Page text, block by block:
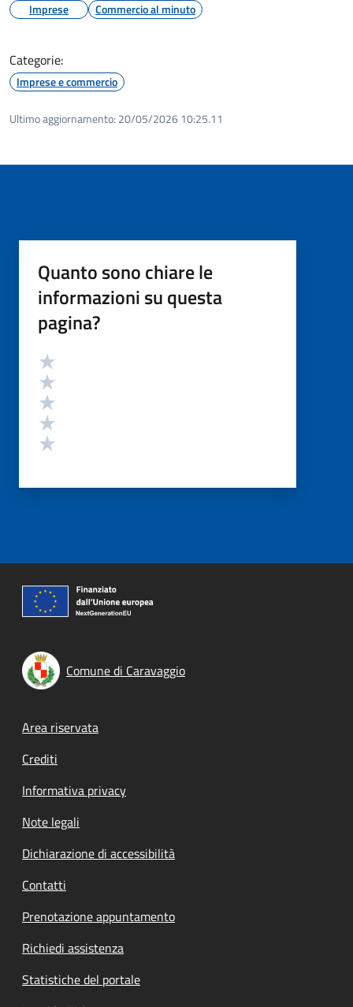
Imprese Commercio al minuto
Categorie:
Imprese e commercio
Ultimo aggiornamento: 20/05/2026 10:25.11
Quanto sono chiare le
informazioni su questa
pagina?
Valutazione
Comune di Caravaggio
Footer menu
Area riservata
Crediti
Informativa privacy
Note legali
Dichiarazione di accessibilità
Contatti
Prenotazione appuntamento
Richiedi assistenza
Statistiche del portale